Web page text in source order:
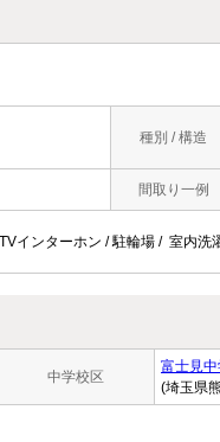
種別 / 構造
間取り一例
インターホン / 駐輪場 / 室内洗
中学校区
富士見
(埼玉県